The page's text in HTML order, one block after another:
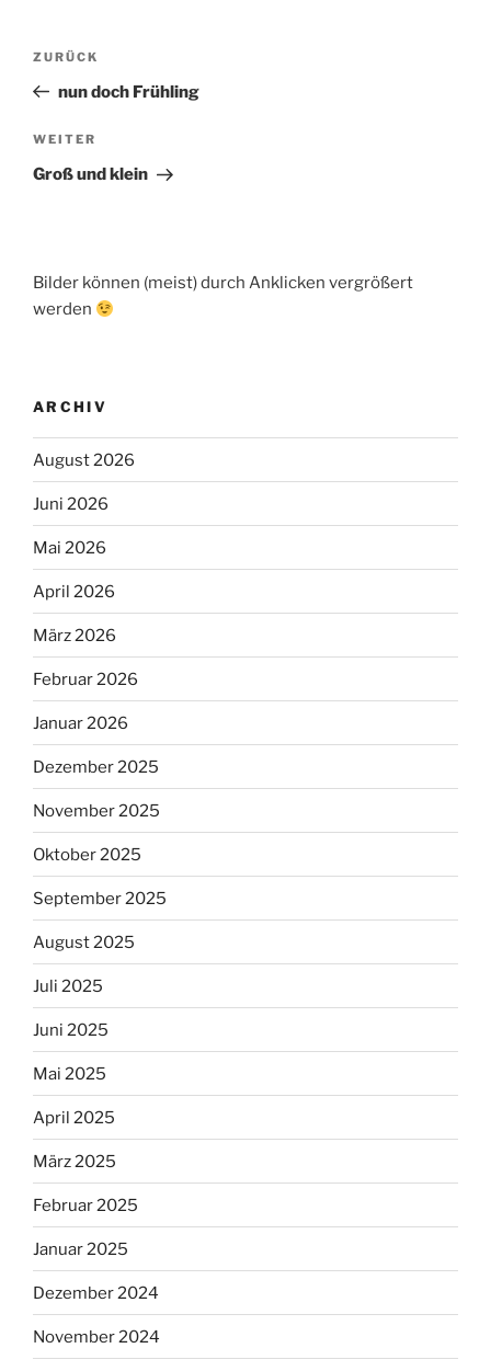
Beitragsnavigation
Vorheriger
Beitrag
ZURÜCK
nun doch Frühling
Nächster
Beitrag
WEITER
Groß und klein
Bilder können (meist) durch Anklicken vergrößert
werden
ARCHIV
August 2026
Juni 2026
Mai 2026
April 2026
März 2026
Februar 2026
Januar 2026
Dezember 2025
November 2025
Oktober 2025
September 2025
August 2025
Juli 2025
Juni 2025
Mai 2025
April 2025
März 2025
Februar 2025
Januar 2025
Dezember 2024
November 2024